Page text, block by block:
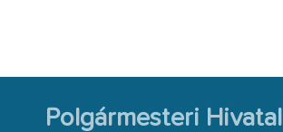
Polgármesteri Hivatal